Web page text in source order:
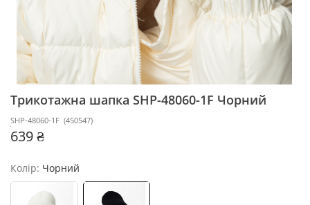
Трикотажна шапка SHP-48060-1F Чорний
SHP-48060-1F (450547)
639 ₴
Колір: Чорний